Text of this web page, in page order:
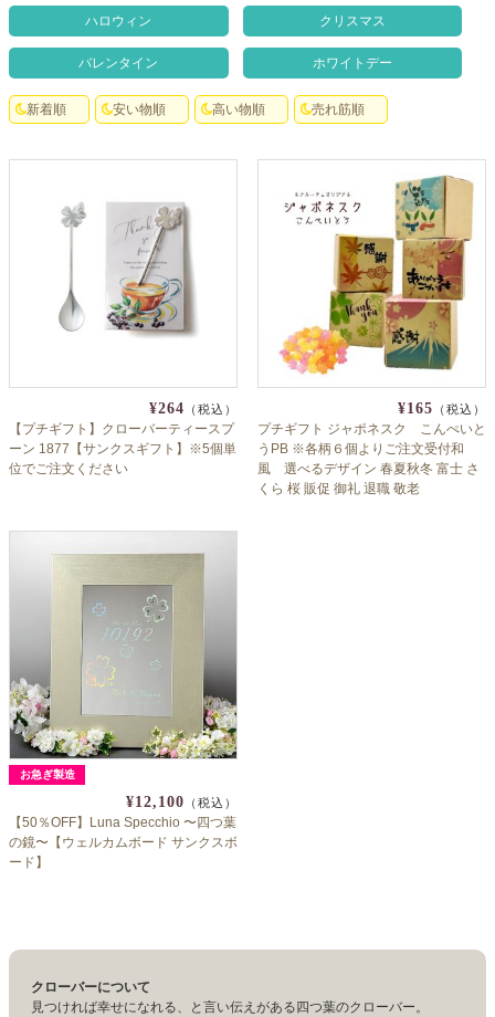
ブライダルバッグ
演出用品
内祝い 出産祝い
よくあるご質問
ドメイン指定受信について
無料サンプル・資料請求
ハロウィン クリスマス
バレンタイン ホワイトデー
新着順 安い物順 高い物順 売れ筋順
¥264 （税込）
【プチギフト】クローバーティースプ
ーン 1877【サンクスギフト】※5個単
位でご注文ください
¥165 （税込）
プチギフト ジャポネスク こんぺいと
うPB ※各柄６個よりご注文受付和
風 選べるデザイン 春夏秋冬 富士 さ
くら 桜 販促 御礼 退職 敬老
お急ぎ製造
¥12,100 （税込）
【50％OFF】Luna Specchio 〜四つ葉
の鏡〜【ウェルカムボード サンクスボ
ード】
クローバーについて
見つければ幸せになれる、と言い伝えがある四つ葉のクローバー。